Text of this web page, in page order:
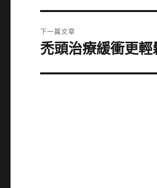
篇
文
章:
下一篇文章
下
篇
禿頭治療緩衝更